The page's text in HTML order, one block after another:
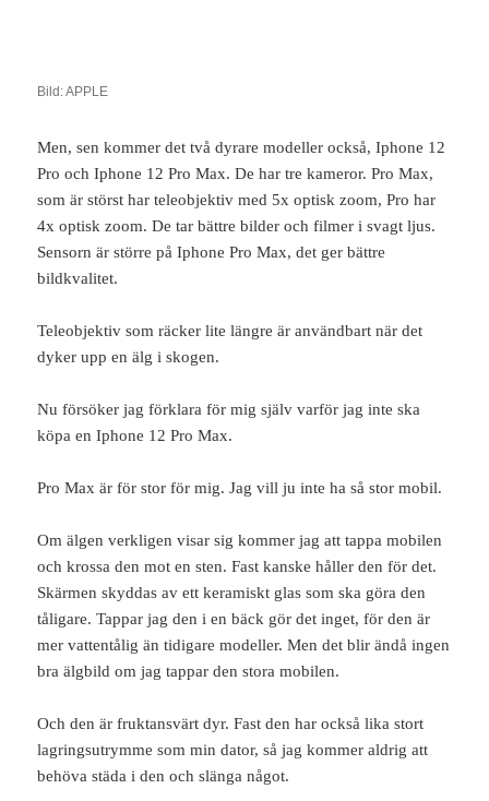
Bild: APPLE
Men, sen kommer det två dyrare modeller också, Iphone 12
Pro och Iphone 12 Pro Max. De har tre kameror. Pro Max,
som är störst har teleobjektiv med 5x optisk zoom, Pro har
4x optisk zoom. De tar bättre bilder och filmer i svagt ljus.
Sensorn är större på Iphone Pro Max, det ger bättre
bildkvalitet.
Teleobjektiv som räcker lite längre är användbart när det
dyker upp en älg i skogen.
Nu försöker jag förklara för mig själv varför jag inte ska
köpa en Iphone 12 Pro Max.
Pro Max är för stor för mig. Jag vill ju inte ha så stor mobil.
Om älgen verkligen visar sig kommer jag att tappa mobilen
och krossa den mot en sten. Fast kanske håller den för det.
Skärmen skyddas av ett keramiskt glas som ska göra den
tåligare. Tappar jag den i en bäck gör det inget, för den är
mer vattentålig än tidigare modeller. Men det blir ändå ingen
bra älgbild om jag tappar den stora mobilen.
Och den är fruktansvärt dyr. Fast den har också lika stort
lagringsutrymme som min dator, så jag kommer aldrig att
behöva städa i den och slänga något.